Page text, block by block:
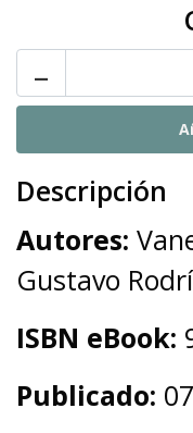
-
Descripción
Autores:
Gustavo
ISBN eBook:
Publicado: